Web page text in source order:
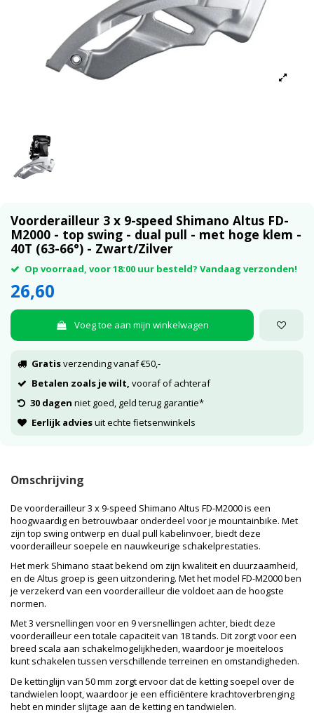
Voorderailleur 3 x 9-speed Shimano Altus FD-
M2000 - top swing - dual pull - met hoge klem -
40T (63-66°) - Zwart/Zilver
Op voorraad, voor 18:00 uur besteld? Vandaag verzonden!
26,60
Voeg toe aan mijn winkelwagen
Gratisverzending vanaf €50,-
Betalen zoals je wilt, vooraf of achteraf
30 dagen niet goed, geld terug garantie*
Eerlijk adviesuit echte fietsenwinkels
Omschrijving
De voorderailleur 3 x 9-speed Shimano Altus FD-M2000 is een
hoogwaardig en betrouwbaar onderdeel voor je mountainbike. Met
zijn top swing ontwerp en dual pull kabelinvoer, biedt deze
voorderailleur soepele en nauwkeurige schakelprestaties.
Het merk Shimano staat bekend om zijn kwaliteit en duurzaamheid,
en de Altus groep is geen uitzondering. Met het model FD-M2000 ben
je verzekerd van een voorderailleur die voldoet aan de hoogste
normen.
Met 3 versnellingen voor en 9 versnellingen achter, biedt deze
voorderailleur een totale capaciteit van 18 tands. Dit zorgt voor een
breed scala aan schakelmogelijkheden, waardoor je moeiteloos
kunt schakelen tussen verschillende terreinen en omstandigheden.
De kettinglijn van 50 mm zorgt ervoor dat de ketting soepel over de
tandwielen loopt, waardoor je een efficiëntere krachtoverbrenging
hebt en minder slijtage aan de ketting en tandwielen.